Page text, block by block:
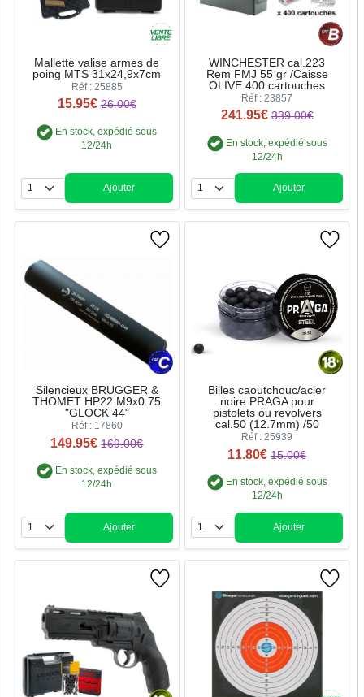
Mallette valise armes de
poing MTS 31x24,9x7cm
Réf : 25885
15.95€ 26.00€
En stock, expédié sous
12/24h
Quantité
Ajouter
WINCHESTER cal.223
Rem FMJ 55 gr /Caisse
OLIVE 400 cartouches
Réf : 23857
241.95€ 339.00€
En stock, expédié sous
12/24h
Quantité
Ajouter
Silencieux BRUGGER &
THOMET HP22 M9x0.75
"GLOCK 44"
Réf : 17860
149.95€ 169.00€
En stock, expédié sous
12/24h
Quantité
Ajouter
Billes caoutchouc/acier
noire PRAGA pour
pistolets ou revolvers
cal.50 (12.7mm) /50
Réf : 25939
11.80€ 15.00€
En stock, expédié sous
12/24h
Quantité
Ajouter